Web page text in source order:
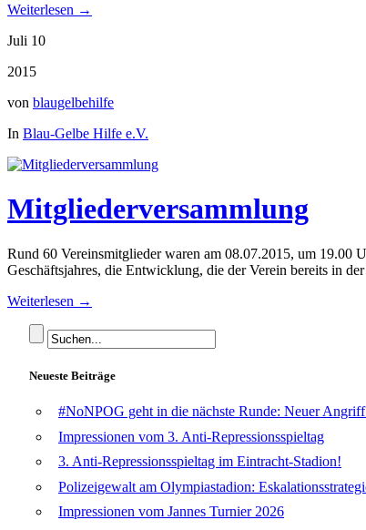
Weiterlesen →
Juli 10
2015
von blaugelbehilfe
In Blau-Gelbe Hilfe e.V.
Mitgliederversammlung
Rund 60 Vereinsmitglieder waren am 08.07.2015, um 19.00
Geschäftsjahres, die Entwicklung, die der Verein bereits in
Weiterlesen →
Neueste Beiträge
#NoNPOG geht in die nächste Runde: Neuer
Impressionen vom 3. Anti-Repressionsspieltag
3. Anti-Repressionsspieltag im Eintracht-Stadion!
Polizeigewalt am Olympiastadion:
Impressionen vom Jannes Turnier 2026